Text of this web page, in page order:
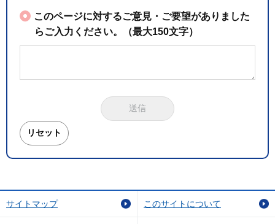
このページに対するご意見・ご要望がありました
らご入力ください。（最大150文字）
サイトマップ このサイトについて